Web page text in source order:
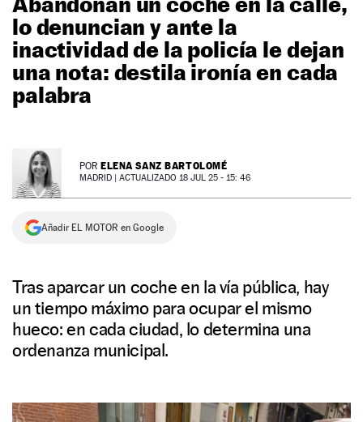
TECNOLOGÍA
SUPERCOCHES
SERVICIOS
SÍGUENOS
lo denuncian y ante la
inactividad de la policía le dejan
una nota: destila ironía en cada
palabra
POR ELENA SANZ BARTOLOMÉ
MADRID | ACTUALIZADO 18 JUL 25 - 15: 46
Añadir EL MOTOR en Google
Tras aparcar un coche en la vía pública, hay
un tiempo máximo para ocupar el mismo
hueco: en cada ciudad, lo determina una
ordenanza municipal.